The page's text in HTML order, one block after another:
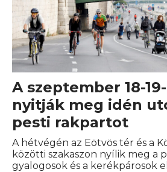
A szeptember 18-
nyitják meg idén
pesti rakpartot
A hétvégén az Eötvös tér és a
közötti szakaszon nyílik meg a
gyalogosok és a kerékpárosok